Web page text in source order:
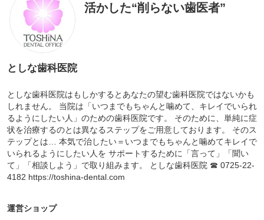
活かした“削らない歯医者”
としな歯科医院
としな歯科医院はもしかするとあなたの望む歯科医院ではないかも
しれません。 当院は「いつまでもちゃんと噛めて、キレイでいられ
るようにしたい人」のための歯科医院です。 そのために、単純に症
状を治療するのとは異なるステップをご用意しております。 そのス
テップとは… 本気で治したい＝いつまでもちゃんと噛めてキレイで
いられるようにしたい人を サポートするために「言って」「聞い
て」「相談しよう」で取り組みます。 としな歯科医院 ☎︎ 0725-22-
4182 https://toshina-dental.com
運営ショップ